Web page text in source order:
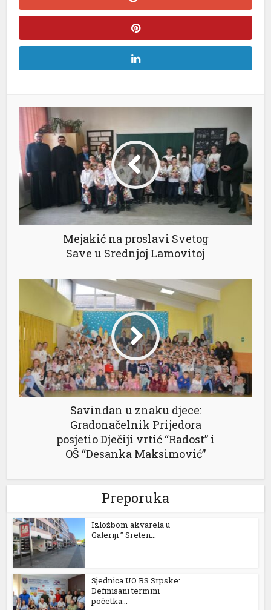
Mejakić na proslavi Svetog
Save u Srednjoj Lamovitoj
Savindan u znaku djece:
Gradonačelnik Prijedora
posjetio Dječiji vrtić “Radost” i
OŠ “Desanka Maksimović”
Preporuka
Izložbom akvarela u
Galeriji ” Sreten...
Sjednica UO RS Srpske:
Definisani termini
početka...